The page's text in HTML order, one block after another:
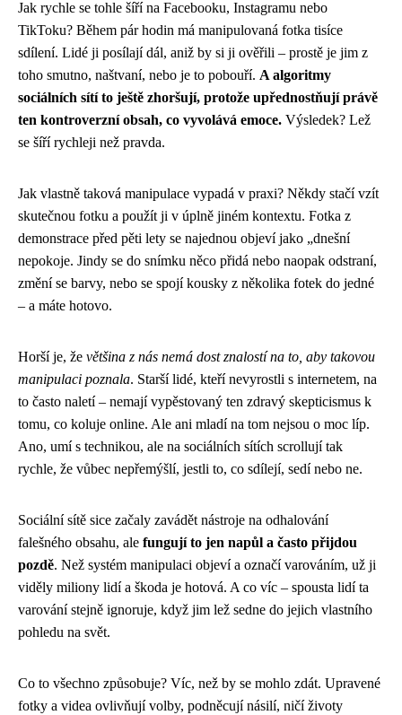
Jak rychle se tohle šíří na Facebooku, Instagramu nebo
TikToku? Během pár hodin má manipulovaná fotka tisíce
sdílení. Lidé ji posílají dál, aniž by si ji ověřili – prostě je jim z
toho smutno, naštvaní, nebo je to pobouří. A algoritmy
sociálních sítí to ještě zhoršují, protože upřednostňují právě
ten kontroverzní obsah, co vyvolává emoce. Výsledek? Lež
se šíří rychleji než pravda.
Jak vlastně taková manipulace vypadá v praxi? Někdy stačí vzít
skutečnou fotku a použít ji v úplně jiném kontextu. Fotka z
demonstrace před pěti lety se najednou objeví jako „dnešní
nepokoje. Jindy se do snímku něco přidá nebo naopak odstraní,
změní se barvy, nebo se spojí kousky z několika fotek do jedné
– a máte hotovo.
Horší je, že většina z nás nemá dost znalostí na to, aby takovou
manipulaci poznala. Starší lidé, kteří nevyrostli s internetem, na
to často naletí – nemají vypěstovaný ten zdravý skepticismus k
tomu, co koluje online. Ale ani mladí na tom nejsou o moc líp.
Ano, umí s technikou, ale na sociálních sítích scrollují tak
rychle, že vůbec nepřemýšlí, jestli to, co sdílejí, sedí nebo ne.
Sociální sítě sice začaly zavádět nástroje na odhalování
falešného obsahu, ale fungují to jen napůl a často přijdou
pozdě. Než systém manipulaci objeví a označí varováním, už ji
viděly miliony lidí a škoda je hotová. A co víc – spousta lidí ta
varování stejně ignoruje, když jim lež sedne do jejich vlastního
pohledu na svět.
Co to všechno způsobuje? Víc, než by se mohlo zdát. Upravené
fotky a videa ovlivňují volby, podněcují násilí, ničí životy